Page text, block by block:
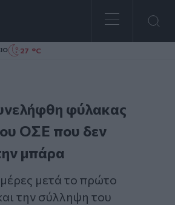
27 °C
φύλακας
ΟΣΕ που δεν
μπάρα
μετά το πρώτο
την σύλληψη του